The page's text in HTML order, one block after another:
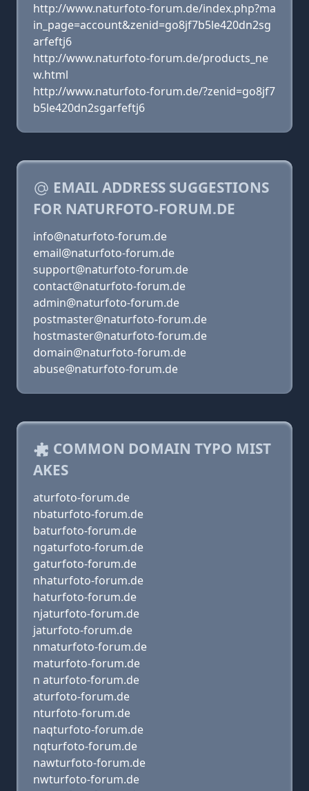
http://www.naturfoto-forum.de/index.php?ma
in_page=account&zenid=go8jf7b5le420dn2sg
arfeftj6
http://www.naturfoto-forum.de/products_ne
w.html
http://www.naturfoto-forum.de/?zenid=go8jf7
b5le420dn2sgarfeftj6
EMAIL ADDRESS SUGGESTIONS
FOR NATURFOTO-FORUM.DE
info@naturfoto-forum.de
email@naturfoto-forum.de
support@naturfoto-forum.de
contact@naturfoto-forum.de
admin@naturfoto-forum.de
postmaster@naturfoto-forum.de
hostmaster@naturfoto-forum.de
domain@naturfoto-forum.de
abuse@naturfoto-forum.de
COMMON DOMAIN TYPO MIST
AKES
aturfoto-forum.de
nbaturfoto-forum.de
baturfoto-forum.de
ngaturfoto-forum.de
gaturfoto-forum.de
nhaturfoto-forum.de
haturfoto-forum.de
njaturfoto-forum.de
jaturfoto-forum.de
nmaturfoto-forum.de
maturfoto-forum.de
n aturfoto-forum.de
aturfoto-forum.de
nturfoto-forum.de
naqturfoto-forum.de
nqturfoto-forum.de
nawturfoto-forum.de
nwturfoto-forum.de